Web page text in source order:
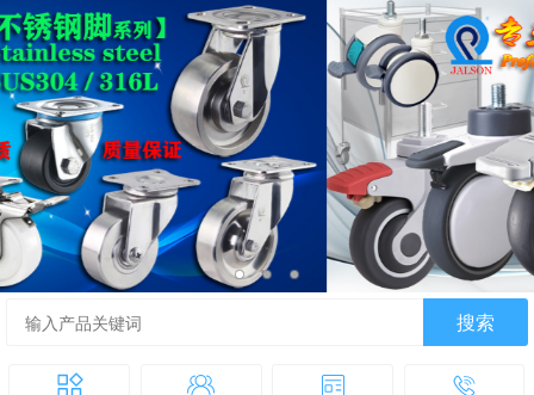
搜索